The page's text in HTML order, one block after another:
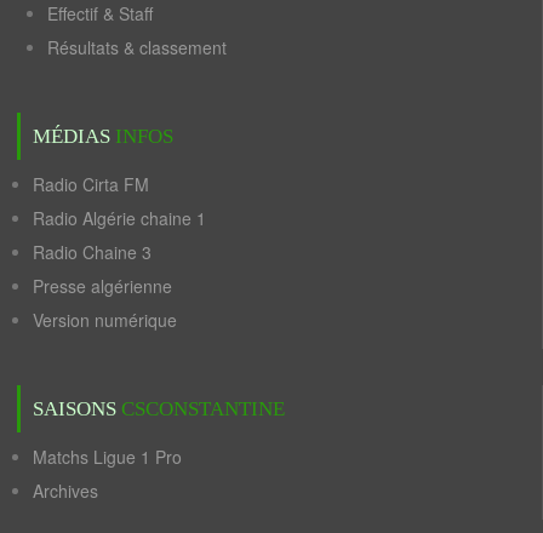
Effectif & Staff
Résultats & classement
MÉDIAS INFOS
Radio Cirta FM
Radio Algérie chaine 1
Radio Chaine 3
Presse algérienne
Version numérique
SAISONS CSCONSTANTINE
Matchs Ligue 1 Pro
Archives